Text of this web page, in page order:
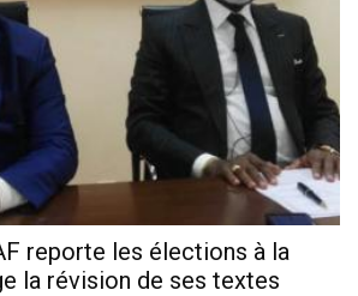
reporte les élections à la
la révision de ses textes